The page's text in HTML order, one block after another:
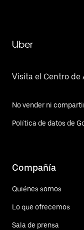
Uber
Visita el Centro de
No vender ni
Política de datos de
Compañía
Quiénes somos
Lo que ofrecemos
Sala de prensa